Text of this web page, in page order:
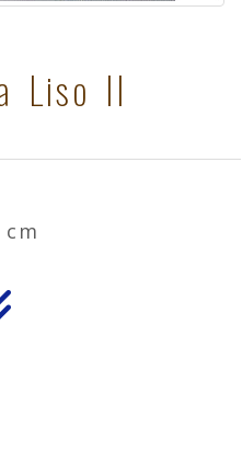
Liso II